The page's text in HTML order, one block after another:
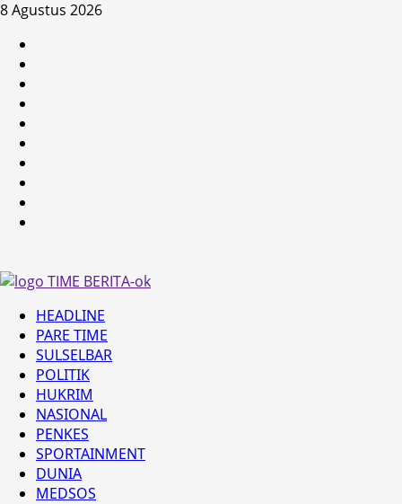
Skip
content
8 Agustus 2026
Primary
Menu
HEADLINE
PARE TIME
SULSELBAR
POLITIK
HUKRIM
NASIONAL
PENKES
SPORTAINMENT
DUNIA
MEDSOS